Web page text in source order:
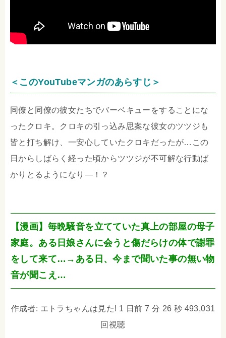
＜このYouTubeマンガのあらすじ＞
同僚と同僚の彼女たちでバーベキューをすることにな
ったクロキ。クロキの引っ込み思案な彼女のツツジも
皆と打ち解け、一安心していたクロキだったが…この
日からしばらく経った頃からツツジが不可解な行動ば
かりとるようになり―！？
【漫画】毎晩騒音を立てていた真上の部屋の母子
家庭。ある日娘さんに会うと傷だらけの体で謝罪
をして来て…→ある日、今まで聞いた事の無い物
音が聞こえ…
作成者: エトラちゃんは見た! 1 日前 7 分 26 秒 493,031
回視聴